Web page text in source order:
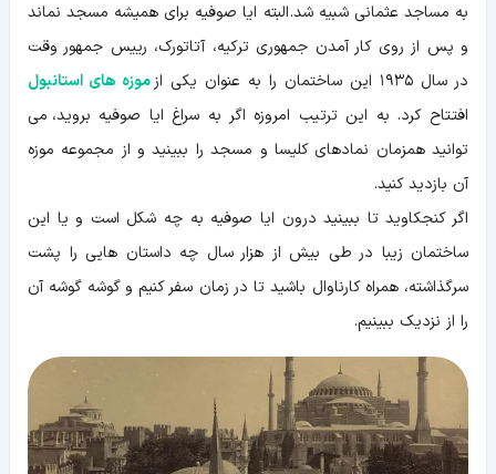
به مساجد عثمانی شبیه شد. البته ایا صوفیه برای همیشه مسجد نماند
و پس از روی کار آمدن جمهوری ترکیه، آتاتورک، رییس جمهور وقت
در سال ۱۹۳۵ این ساختمان را به عنوان یکی از
موزه های استانبول
افتتاح کرد. به این ترتیب امروزه اگر به سراغ ایا صوفیه بروید، می
توانید همزمان نمادهای کلیسا و مسجد را ببینید و از مجموعه موزه
آن بازدید کنید.
اگر کنجکاوید تا ببینید درون ایا صوفیه به چه شکل است و یا این
ساختمان زیبا در طی بیش از هزار سال چه داستان هایی را پشت
سرگذاشته، همراه کارناوال باشید تا در زمان سفر کنیم و گوشه گوشه آن
را از نزدیک ببینیم.